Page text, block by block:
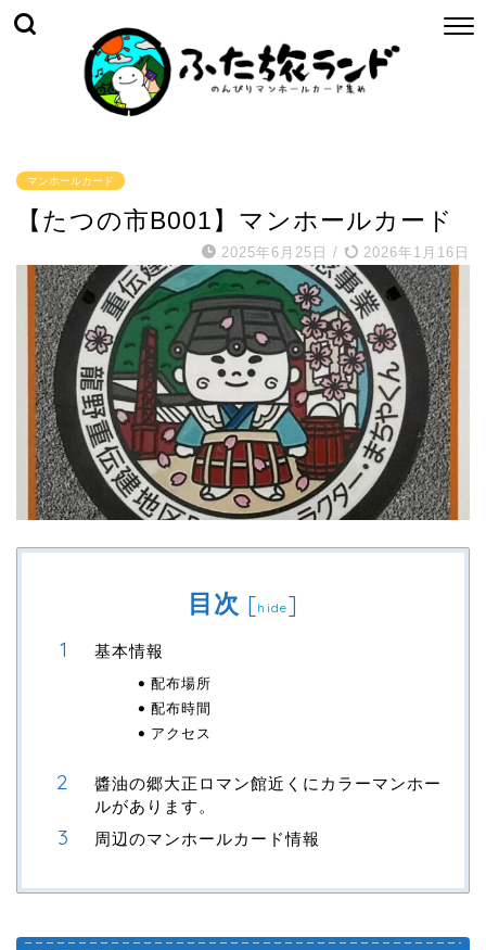
マンホールカード
【たつの市B001】マンホールカード
2025年6月25日 / 2026年1月16日
目次 [hide]
基本情報
配布場所
配布時間
アクセス
醬油の郷大正ロマン館近くにカラーマンホー
ルがあります。
周辺のマンホールカード情報